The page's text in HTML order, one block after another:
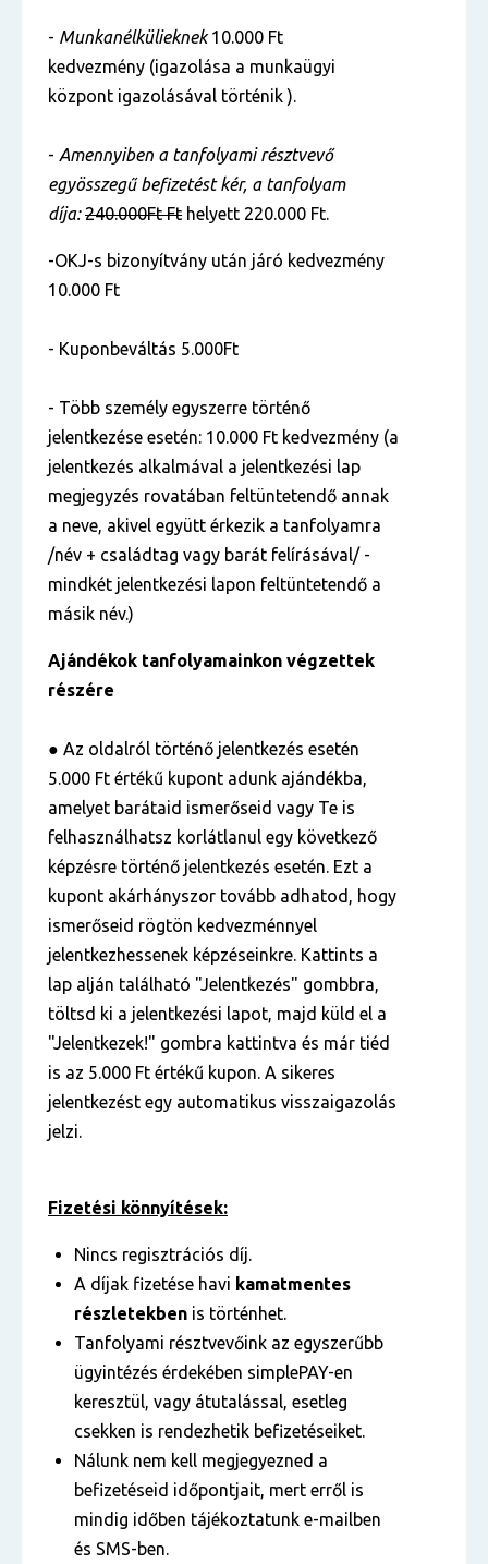
- Munkanélkülieknek10.000 Ft
kedvezmény (igazolása a munkaügyi
központ igazolásával történik ).
- Amennyiben a tanfolyami résztvevő
egyösszegű befizetést kér, a tanfolyam
díja: 240.000Ft Ft helyett 220.000 Ft.
-OKJ-s bizonyítvány után járó kedvezmény
10.000 Ft
- Kuponbeváltás 5.000Ft
- Több személy egyszerre történő
jelentkezése esetén: 10.000 Ft kedvezmény (a
jelentkezés alkalmával a jelentkezési lap
megjegyzés rovatában feltüntetendő annak
a neve, akivel együtt érkezik a tanfolyamra
/név + családtag vagy barát felírásával/ -
mindkét jelentkezési lapon feltüntetendő a
másik név.)
Ajándékok tanfolyamainkon végzettek
részére
● Az oldalról történő jelentkezés esetén
5.000 Ft értékű kupont adunk ajándékba,
amelyet barátaid ismerőseid vagy Te is
felhasználhatsz korlátlanul egy következő
képzésre történő jelentkezés esetén. Ezt a
kupont akárhányszor tovább adhatod, hogy
ismerőseid rögtön kedvezménnyel
jelentkezhessenek képzéseinkre. Kattints a
lap alján található "Jelentkezés" gombbra,
töltsd ki a jelentkezési lapot, majd küld el a
"Jelentkezek!" gombra kattintva és már tiéd
is az 5.000 Ft értékű kupon. A sikeres
jelentkezést egy automatikus visszaigazolás
jelzi.
Fizetési könnyítések:
Nincs regisztrációs díj.
A díjak fizetése havi kamatmentes
részletekben is történhet.
Tanfolyami résztvevőink az egyszerűbb
ügyintézés érdekében simplePAY-en
keresztül, vagy átutalással, esetleg
csekken is rendezhetik befizetéseiket.
Nálunk nem kell megjegyezned a
befizetéseid időpontjait, mert erről is
mindig időben tájékoztatunk e-mailben
és SMS-ben.